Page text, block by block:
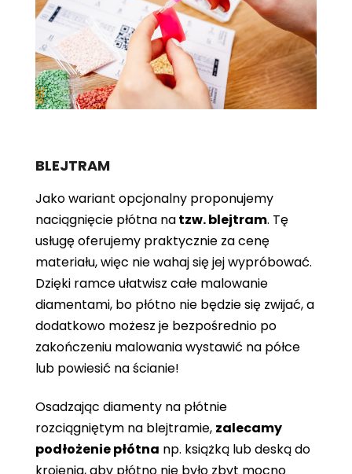
BLEJTRAM
Jako wariant opcjonalny proponujemy
naciągnięcie płótna natzw. blejtram. Tę
usługę oferujemy praktycznie za cenę
materiału, więc nie wahaj się jej wypróbować.
Dzięki ramce ułatwisz całe malowanie
diamentami, bo płótno nie będzie się zwijać, a
dodatkowo możesz je bezpośrednio po
zakończeniu malowania wystawić na półce
lub powiesić na ścianie!
Osadzając diamenty na płótnie
rozciągniętym na blejtramie, zalecamy
podłożenie płótna np. książką lub deską do
krojenia, aby płótno nie było zbyt mocno